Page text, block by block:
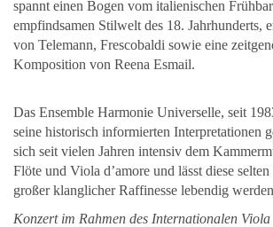
spannt einen Bogen vom italienischen
empfindsamen Stilwelt des 18. Jahrhunderts,
von Telemann, Frescobaldi sowie eine
Komposition von Reena Esmail.
Das Ensemble Harmonie Universelle, seit
seine historisch informierten Interpretationen
sich seit vielen Jahren intensiv dem
Flöte und Viola d’amore und lässt diese
großer klanglicher Raffinesse lebendig
Konzert im Rahmen des Internationalen Viola